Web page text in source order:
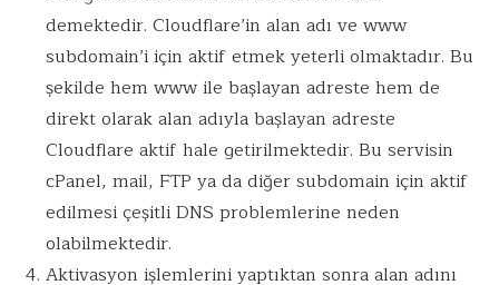
demektedir. Cloudflare’in alan adı ve www
subdomain’i için aktif etmek yeterli olmaktadır. Bu
şekilde hem www ile başlayan adreste hem de
direkt olarak alan adıyla başlayan adreste
Cloudflare aktif hale getirilmektedir. Bu servisin
cPanel, mail, FTP ya da diğer subdomain için aktif
edilmesi çeşitli DNS problemlerine neden
olabilmektedir.
Aktivasyon işlemlerini yaptıktan sonra alan adını